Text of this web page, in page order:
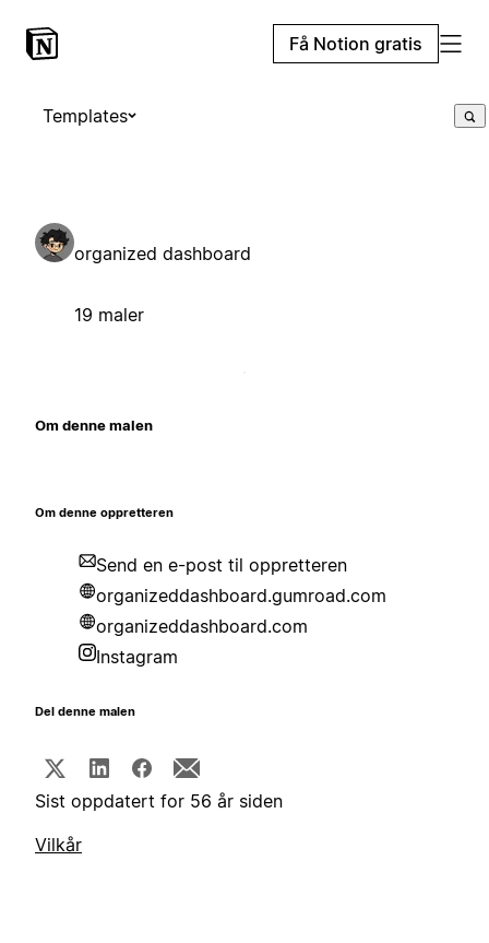
Få Notion gratis
Templates
organized dashboard
19 maler
Om denne malen
Om denne oppretteren
Send en e-post til oppretteren
organizeddashboard.gumroad.com
organizeddashboard.com
Instagram
Del denne malen
Sist oppdatert for 56 år siden
Vilkår